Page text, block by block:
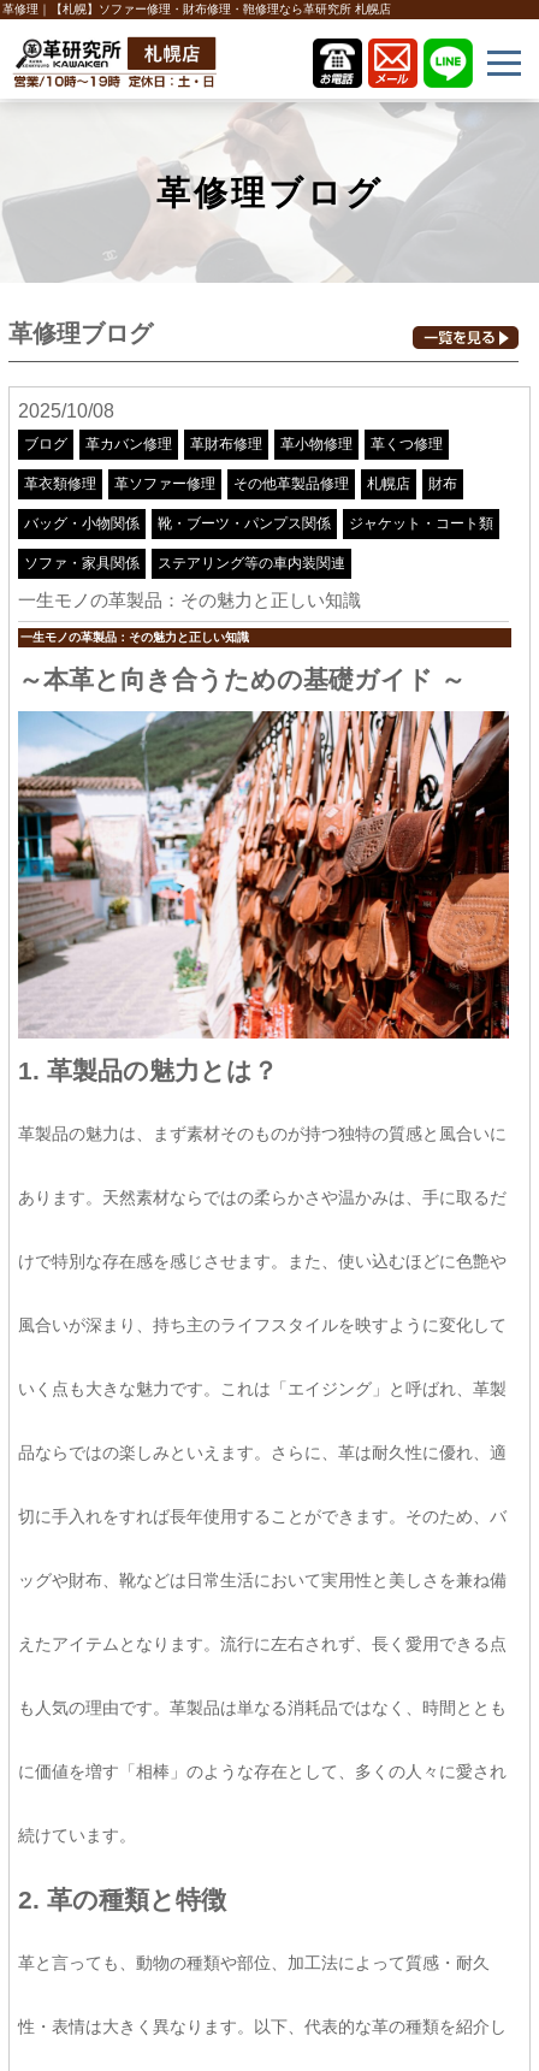
革修理｜【札幌】ソファー修理・財布修理・鞄修理なら革研究所 札幌店
革修理ブログ
革修理ブログ
2025/10/08
ブログ 革カバン修理 革財布修理 革小物修理 革くつ修理
革衣類修理 革ソファー修理 その他革製品修理 札幌店 財布
バッグ・小物関係 靴・ブーツ・パンプス関係 ジャケット・コート類
ソファ・家具関係 ステアリング等の車内装関連
一生モノの革製品：その魅力と正しい知識
一生モノの革製品：その魅力と正しい知識
～本革と向き合うための基礎ガイド ～
1. 革製品の魅力とは？
革製品の魅力は、まず素材そのものが持つ独特の質感と風合いに
あります。天然素材ならではの柔らかさや温かみは、手に取るだ
けで特別な存在感を感じさせます。また、使い込むほどに色艶や
風合いが深まり、持ち主のライフスタイルを映すように変化して
いく点も大きな魅力です。これは「エイジング」と呼ばれ、革製
品ならではの楽しみといえます。さらに、革は耐久性に優れ、適
切に手入れをすれば長年使用することができます。そのため、バ
ッグや財布、靴などは日常生活において実用性と美しさを兼ね備
えたアイテムとなります。流行に左右されず、長く愛用できる点
も人気の理由です。革製品は単なる消耗品ではなく、時間ととも
に価値を増す「相棒」のような存在として、多くの人々に愛され
続けています。
2. 革の種類と特徴
革と言っても、動物の種類や部位、加工法によって質感・耐久
性・表情は大きく異なります。以下、代表的な革の種類を紹介し